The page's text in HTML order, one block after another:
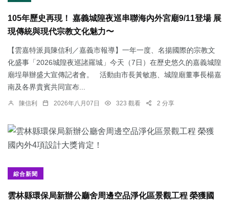
105年歷史再現！ 嘉義城隍夜巡串聯海內外宮廟9/11登場 展
現傳統與現代宗教文化魅力〜
【雲嘉特派員陳信利／嘉義市報導】一年一度、名揚國際的宗教文
化盛事「2026城隍夜巡諸羅城」今天（7日）在歷史悠久的嘉義城隍
廟埕舉辦盛大宣傳記者會。 活動由市長黃敏惠、城隍廟董事長楊嘉
南及各界貴賓共同宣布...
陳信利 2026年八月07日 323 觀看 2 分享
綜合新聞
雲林縣環保局新辦公廳舍周邊空品淨化區景觀工程 榮獲國